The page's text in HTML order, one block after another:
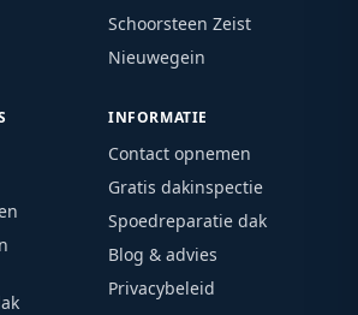
Schoorsteen Zeist
Nieuwegein
INFORMATIE
Contact opnemen
Gratis dakinspectie
Spoedreparatie dak
Blog & advies
Privacybeleid